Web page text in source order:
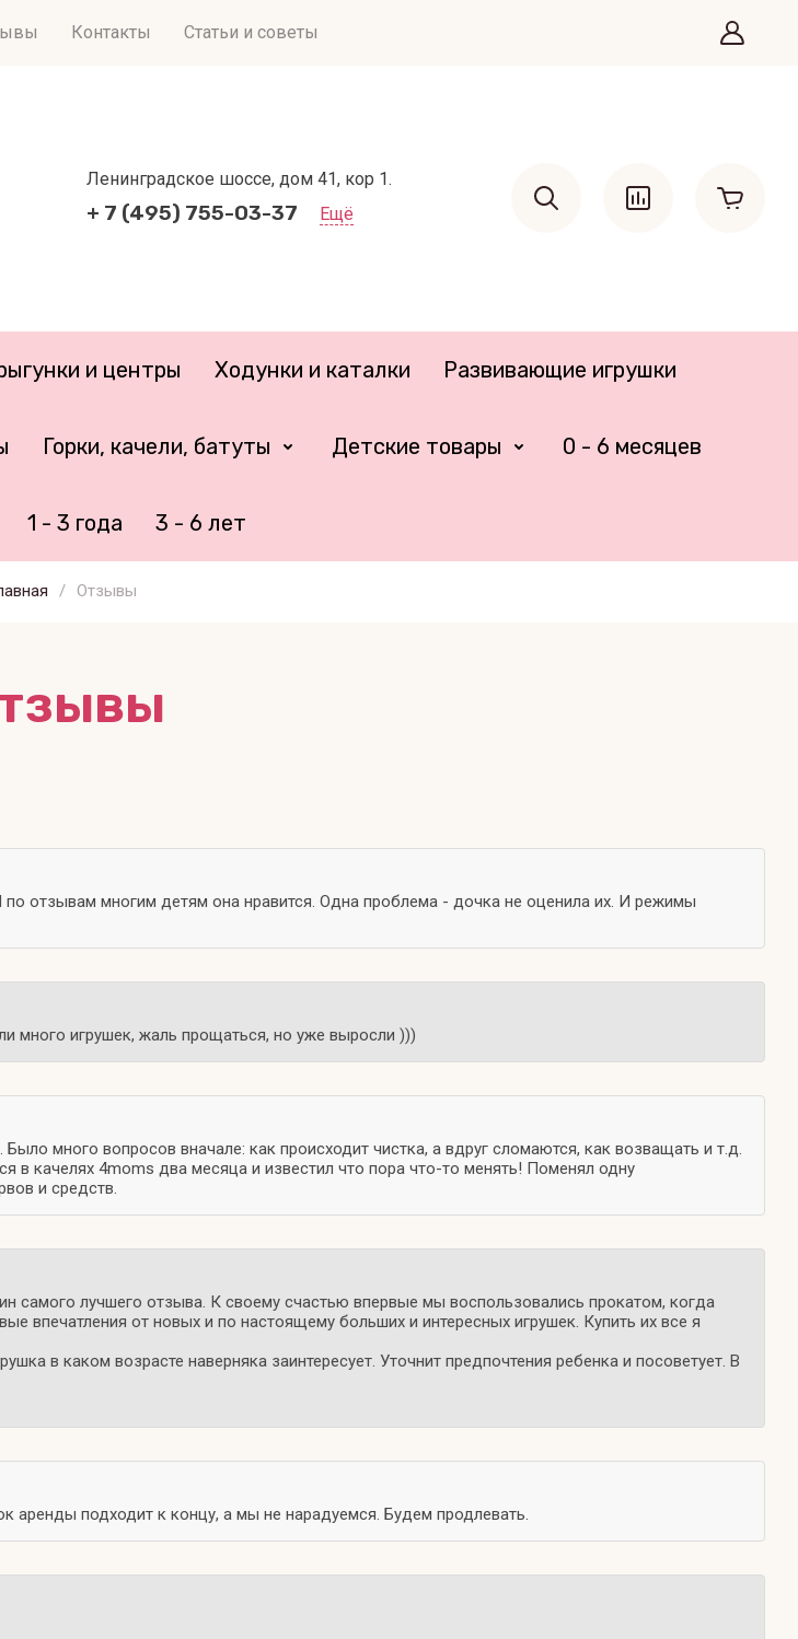
Контакты Статьи и советы
Ленинградское шоссе, дом 41, кор 1.
+ 7 (495) 755-03-37 Ещё
и центры Ходунки и каталки Развивающие игрушки
Горки, качели, батуты Детские товары 0 - 6 месяцев
1 - 3 года 3 - 6 лет
/ Отзывы
отзывам многим детям она нравится. Одна проблема - дочка не оценила их. И режимы
много игрушек, жаль прощаться, но уже выросли )))
много вопросов вначале: как происходит чистка, а вдруг сломаются, как возващать и т.д.
в качелях 4moms два месяца и известил что пора что-то менять! Поменял одну
и средств.
самого лучшего отзыва. К своему счастью впервые мы воспользовались прокатом, когда
впечатления от новых и по настоящему больших и интересных игрушек. Купить их все я
в каком возрасте наверняка заинтересует. Уточнит предпочтения ребенка и посоветует. В
аренды подходит к концу, а мы не нарадуемся. Будем продлевать.